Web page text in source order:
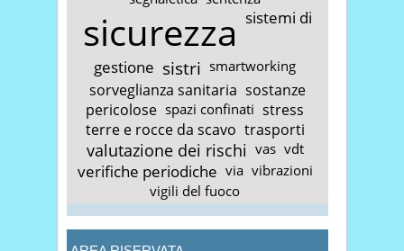
sicurezza sistemi di
gestione sistri smartworking
sorveglianza sanitaria sostanze
pericolose spazi confinati stress
terre e rocce da scavo trasporti
valutazione dei rischi vas vdt
verifiche periodiche via vibrazioni
vigili del fuoco